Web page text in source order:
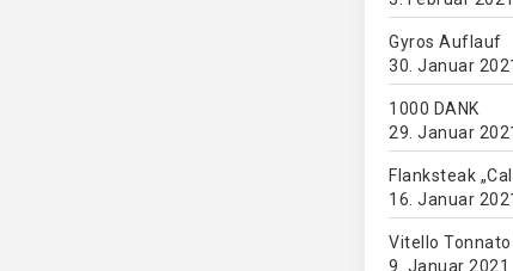
Gyros Auflauf
30. Januar
1000 DANK
29. Januar
Flanksteak
16. Januar
Vitello Tonnato
9. Januar 2021